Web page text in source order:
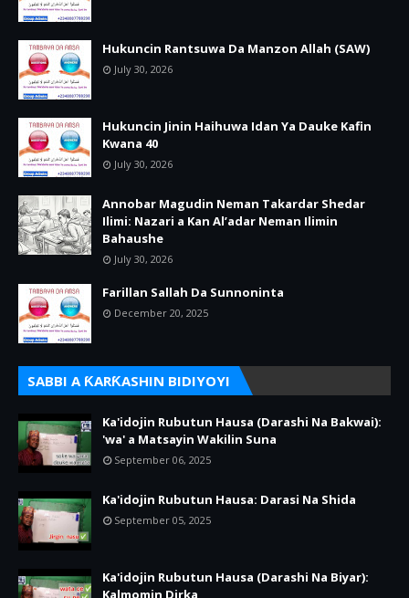
Hukuncin Rantsuwa Da Manzon Allah (SAW)
July 30, 2026
Hukuncin Jinin Haihuwa Idan Ya Dauke Kafin
Kwana 40
July 30, 2026
Annobar Magudin Neman Takardar Shedar
Ilimi: Nazari a Kan Al’adar Neman Ilimin
Bahaushe
July 30, 2026
Farillan Sallah Da Sunnoninta
December 20, 2025
SABBI A ƘARƘASHIN BIDIYOYI
Ka'idojin Rubutun Hausa (Darashi Na Bakwai):
'wa' a Matsayin Wakilin Suna
September 06, 2025
Ka'idojin Rubutun Hausa: Darasi Na Shida
September 05, 2025
Ka'idojin Rubutun Hausa (Darashi Na Biyar):
Kalmomin Dirka